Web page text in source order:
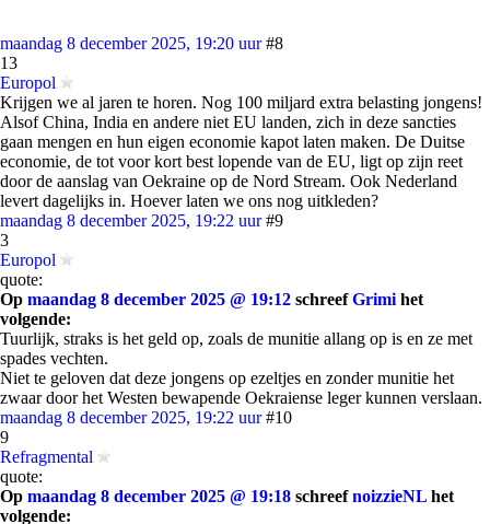
maandag 8 december 2025, 19:20 uur #8
13
Europol
Krijgen we al jaren te horen. Nog 100 miljard extra belasting jongens!
Alsof China, India en andere niet EU landen, zich in deze sancties
gaan mengen en hun eigen economie kapot laten maken. De Duitse
economie, de tot voor kort best lopende van de EU, ligt op zijn reet
door de aanslag van Oekraine op de Nord Stream. Ook Nederland
levert dagelijks in. Hoever laten we ons nog uitkleden?
maandag 8 december 2025, 19:22 uur #9
3
Europol
quote:
Op maandag 8 december 2025 @ 19:12 schreefGrimi het
volgende:
Tuurlijk, straks is het geld op, zoals de munitie allang op is en ze met
spades vechten.
Niet te geloven dat deze jongens op ezeltjes en zonder munitie het
zwaar door het Westen bewapende Oekraiense leger kunnen verslaan.
maandag 8 december 2025, 19:22 uur #10
9
Refragmental
quote:
Op maandag 8 december 2025 @ 19:18 schreefnoizzieNL het
volgende: